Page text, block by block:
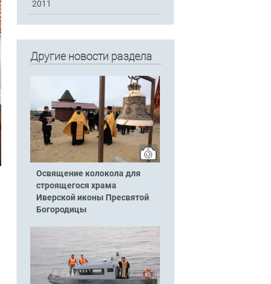
2011
Другие новости раздела
Освящение колокола для
строящегося храма
Иверской иконы Пресвятой
Богородицы